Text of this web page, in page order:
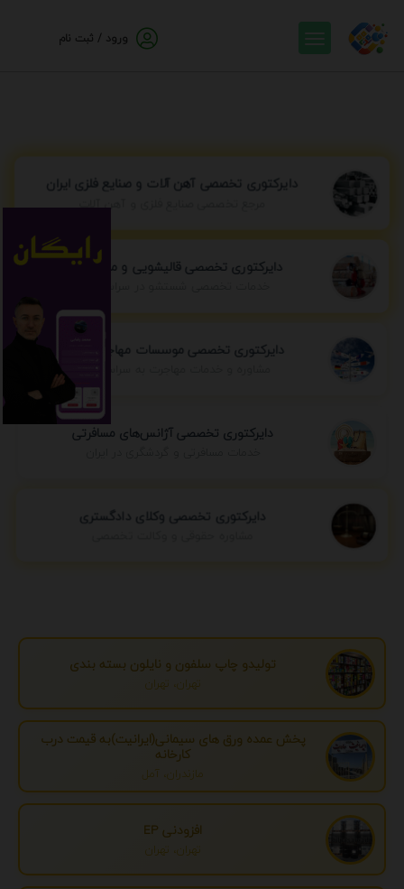
ورود / ثبت نام
دایرکتوری تخصصی آهن آلات و صنایع فلزی ایران
مرجع تخصصی صنایع فلزی و آهن آلات
دایرکتوری تخصصی قالیشویی و مبل شویی
دایرکتوری تخصصی موسسات مهاجرتی ایران
مشاوره و خدمات مهاجرت به سراسر جهان
دایرکتوری تخصصی آژانس‌های مسافرتی
دایرکتوری تخصصی وکلای دادگستری
تولیدو چاپ سلفون و نایلون بسته بندی
تهران، تهران
پخش عمده ورق های سیمانی(ایرانیت)به قیمت درب
کارخانه
مازندران، آمل
افزودنی EP
تهران، تهران